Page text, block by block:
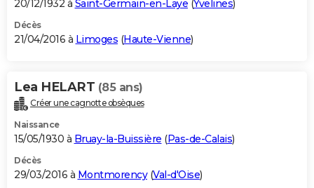
20/12/1932 à Saint-Germain-en-Laye (Yvelines)
Décès
21/04/2016 à Limoges (Haute-Vienne)
Lea HELART (85 ans)
Créer une cagnotte obsèques
Naissance
15/05/1930 à Bruay-la-Buissière (Pas-de-Calais)
Décès
29/03/2016 à Montmorency(Val-d'Oise)